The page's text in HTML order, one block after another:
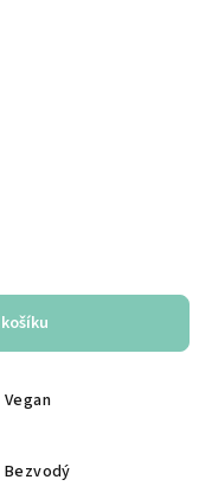
Vegan
Bezvodý